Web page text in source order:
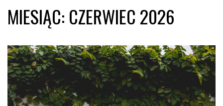
MIESIĄC: CZERWIEC 2026